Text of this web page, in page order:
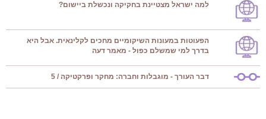
למה ישראל מצטיינת בחקיקה ונכשלת ביישום?
הפעוטות במעונות השיקומיים מחכים לקלינאית. אבל היא
בדרך למי שמשלם כפול - מאמר דעה
דבר העורך - מוגבלות וחברה: מחקר ופרקטיקה / 5